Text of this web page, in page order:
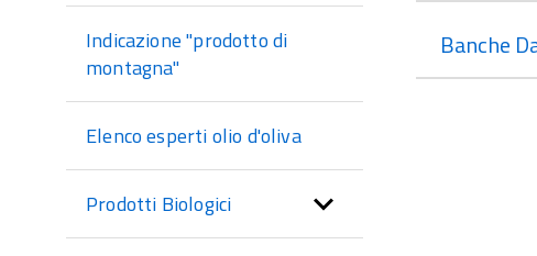
Indicazione "prodotto di
montagna"
Elenco esperti olio d'oliva
Prodotti Biologici
Banche